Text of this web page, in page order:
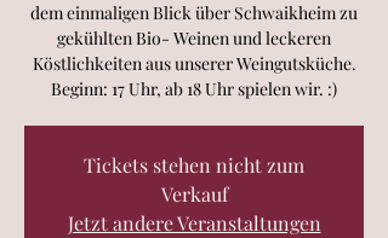
dem einmaligen Blick über Schwaikheim zu
gekühlten Bio- Weinen und leckeren
Köstlichkeiten aus unserer Weingutsküche.
Tickets stehen nicht zum
Verkauf
Jetzt andere Veranstaltungen